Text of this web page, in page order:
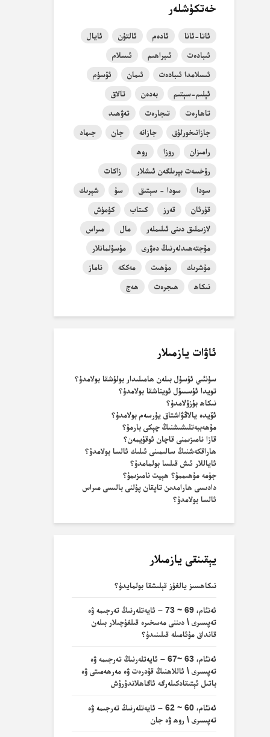
خەتكۈشلەر
ئاتا-ئانا ئادەم ئالتۇن
ئايال
ئىبادەت
ئىبراھىم
ئىسلام
ئىسلامدا ئىبادەت
ئىمان
ئۆسۈم
ئېلىم-سېتىم
بەدەن
تالاق
تاھارەت
تىجارەت
تەۋھىد
جازانىخورلۇق
جازانە جان
جىھاد
رامىزان
روزا
روھ
رۇخسەت بېرىلگەن ئىشلار
زاكات
سودا
سودا - سېتىق سۇ
شېرىك
قۇرئان
قەرز كىتاب
كۈمۈش
لازىملىق دىنى ئىلىملەر
مال
مىراس
مۇجتەھىدلەرنىڭ دەۋرى
مۇسۇلمانلار
مۇشرىك
مۇھىت مەككە
ناماز
نىكاھ
ھىجرەت ھەج
ئاۋات يازمىلار
سۈنئىي ئۇسۇل بىلەن ھامىلىدار بولۇشقا بولامدۇ؟
تويدا ئۇسسۇل ئويناشقا بولامدۇ؟
نىكاھ بۇزۇلامدۇ؟
ئۆيدە يالاڭۋاشتاق يۈرسەم بولامدۇ؟
مۇھەببەتلىشىشنىڭ چېكى بارمۇ؟
قازا نامىزىمنى قاچان ئوقۇيمەن؟
ھاراقكەشنىڭ سالىمىنى ئىلىك ئالسا بولامدۇ؟
ئاياللار ئىش قىلسا بولمامدۇ؟
جۈمە مۇھىممۇ؟ ھېيت نامىزىمۇ؟
دادىسى ھارامدىن تاپقان پۇلنى بالىسى مىراس
ئالسا بولامدۇ؟
يېقىنقى يازمىلار
نىكاھسىز يالغۇز قېلىشقا بولمايدۇ؟
ئەنئام، 69 ~ 73 – ئايەتلەرنىڭ تەرجىمە ۋە
تەپسىرى \ دىننى مەسخىرە قىلغۇچىلار بىلەن
قانداق مۇئامىلە قىلىنىدۇ؟
ئەنئام، 63 ~67 – ئايەتلەرنىڭ تەرجىمە ۋە
تەپسىرى \ ئاللاھنىڭ قۇدرەت ۋە مەرھەمىتى ۋە
باتىل ئېتىقادكىلەرگە ئاگاھلاندۇرۇش
ئەنئام، 60 ~ 62 – ئايەتلەرنىڭ تەرجىمە ۋە
تەپسىرى \ روھ ۋە جان